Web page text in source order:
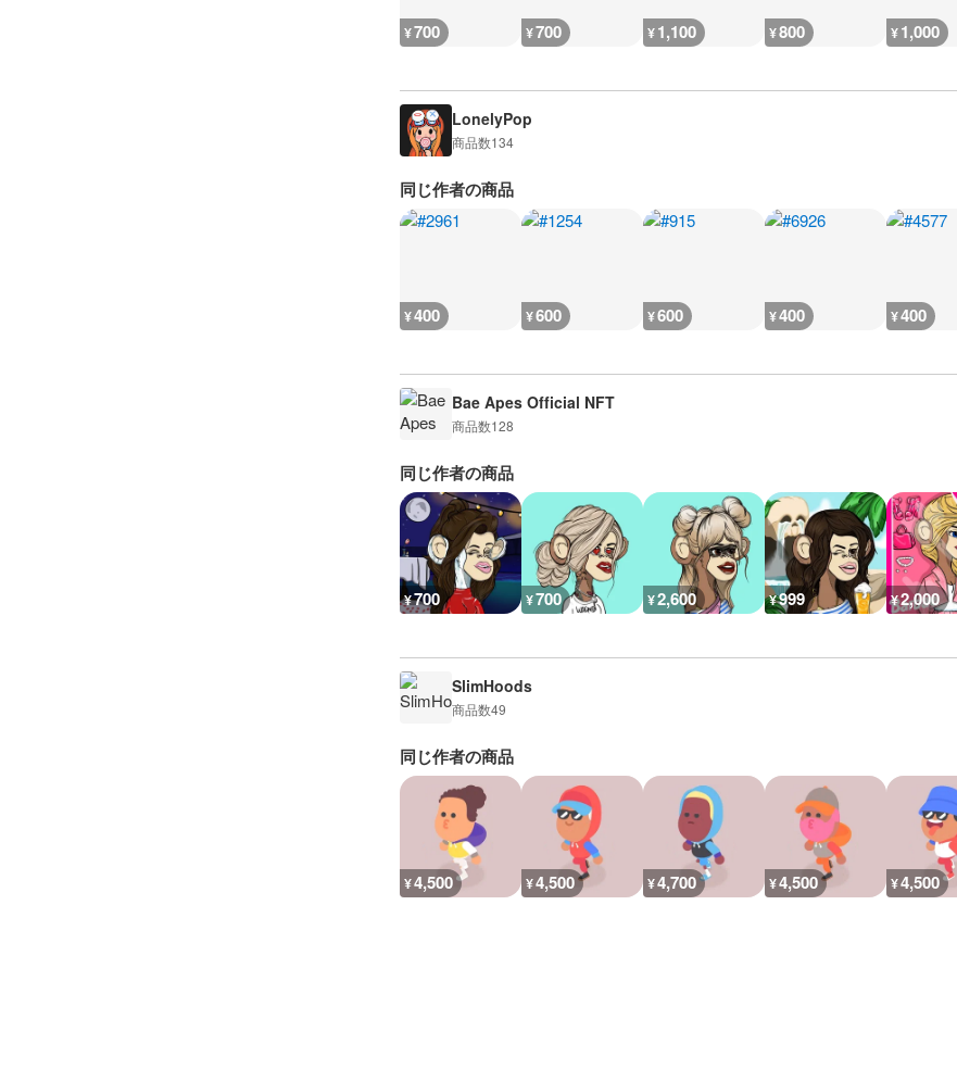
¥700 ¥700 ¥1,100 ¥800 ¥1,000
LonelyPop
商品数134
同じ作者の商品
¥400 ¥600 ¥600 ¥400 ¥400
Bae Apes Official NFT
商品数128
同じ作者の商品
¥700 ¥700 ¥2,600 ¥999 ¥2,000
SlimHoods
商品数49
同じ作者の商品
¥4,500 ¥4,500 ¥4,700 ¥4,500 ¥4,500